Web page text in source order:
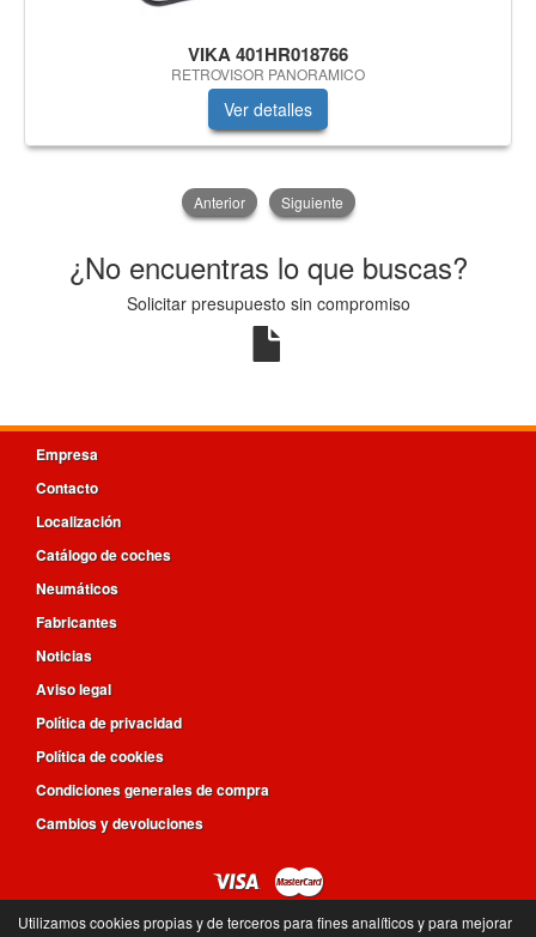
VIKA 401HR018766
RETROVISOR PANORAMICO
Ver detalles
Anterior Siguiente
¿No encuentras lo que buscas?
Solicitar presupuesto sin compromiso
Empresa
Contacto
Localización
Catálogo de coches
Neumáticos
Fabricantes
Noticias
Aviso legal
Política de privacidad
Política de cookies
Condiciones generales de compra
Cambios y devoluciones
96 360 64 00
Utilizamos cookies propias y de terceros para fines analíticos y para mejorar